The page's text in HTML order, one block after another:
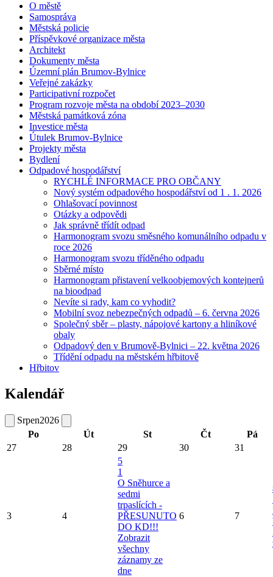
O městě
Samospráva
Městská policie
Příspěvkové organizace města
Architekt
Dokumenty města
Územní plán Brumov-Bylnice
Veřejné zakázky
Participativní rozpočet
Program rozvoje města na období 2023–2030
Městská památková zóna
Investice města
Útulek Brumov-Bylnice
Projekty města
Bydlení
Odpadové hospodářství
RYCHLÉ INFORMACE PRO OBČANY
Nový systém odpadového hospodářství od 1 . 1. 2026
Ohlašovací povinnost
Otázky a odpovědi
Jak správně třídít odpad
Harmonogram svozu směsného komunálního odpadu v
roce 2026
Harmonogram svozu tříděného odpadu
Sběrné místo
Harmonogram přistavení velkoobjemových kontejnerů
na bioodpad
Nevíte si rady, kam co vyhodit?
Mobilní svoz nebezpečných odpadů – 6. června 2026
Společný sběr – plasty, nápojové kartony a hliníkové
obaly
Odpadový den v Brumově-Bylnici – 22. května 2026
Třídění odpadu na městském hřbitově
Hřbitov
Kalendář
Srpen2026
Po
Út St Čt
Pá
27
28 29 30 31
3 4
5
1
O Sněhurce a
sedmi
trpaslících -
PŘESUNUTO
DO KD!!!
Zobrazit
všechny
záznamy ze
dne
6 7